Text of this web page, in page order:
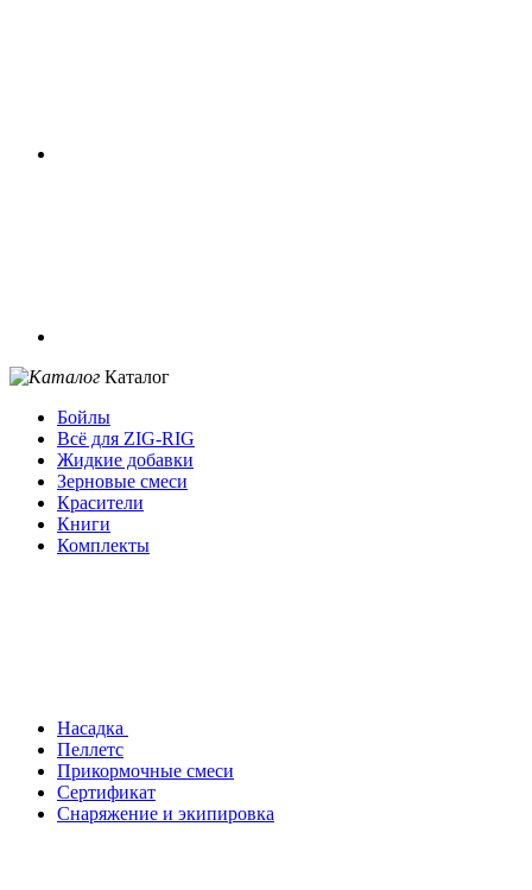
Каталог
Бойлы
Всё для ZIG-RIG
Жидкие добавки
Зерновые смеси
Красители
Книги
Комплекты
Насадка
Пеллетс
Прикормочные смеси
Сертификат
Снаряжение и экипировка